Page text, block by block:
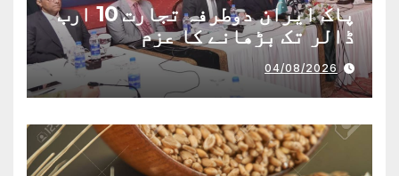
پاک ایران دوطرفہ تجارت 10 ارب
ڈالر تک بڑھانے کا عزم
04/08/2026